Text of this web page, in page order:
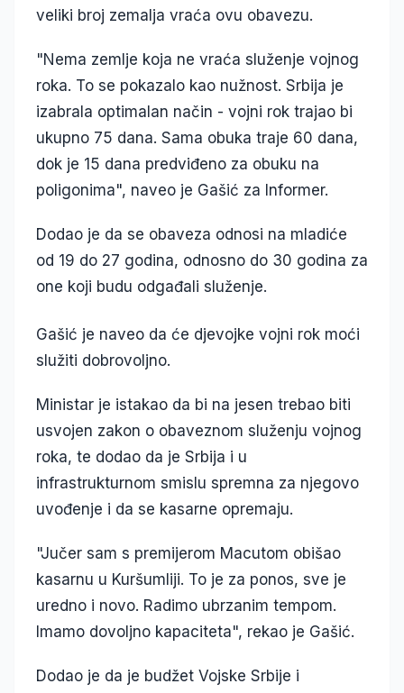
veliki broj zemalja vraća ovu obavezu.
"Nema zemlje koja ne vraća služenje vojnog
roka. To se pokazalo kao nužnost. Srbija je
izabrala optimalan način - vojni rok trajao bi
ukupno 75 dana. Sama obuka traje 60 dana,
dok je 15 dana predviđeno za obuku na
poligonima", naveo je Gašić za Informer.
Dodao je da se obaveza odnosi na mladiće
od 19 do 27 godina, odnosno do 30 godina za
one koji budu odgađali služenje.
Gašić je naveo da će djevojke vojni rok moći
služiti dobrovoljno.
Ministar je istakao da bi na jesen trebao biti
usvojen zakon o obaveznom služenju vojnog
roka, te dodao da je Srbija i u
infrastrukturnom smislu spremna za njegovo
uvođenje i da se kasarne opremaju.
"Jučer sam s premijerom Macutom obišao
kasarnu u Kuršumliji. To je za ponos, sve je
uredno i novo. Radimo ubrzanim tempom.
Imamo dovoljno kapaciteta", rekao je Gašić.
Dodao je da je budžet Vojske Srbije i